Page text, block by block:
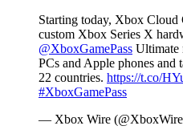
Starting today, Xbox Cloud
custom Xbox Series X
@XboxGamePass Ultimate
PCs and Apple phones and
22 countries. https://t.co/
#XboxGamePass
— Xbox Wire